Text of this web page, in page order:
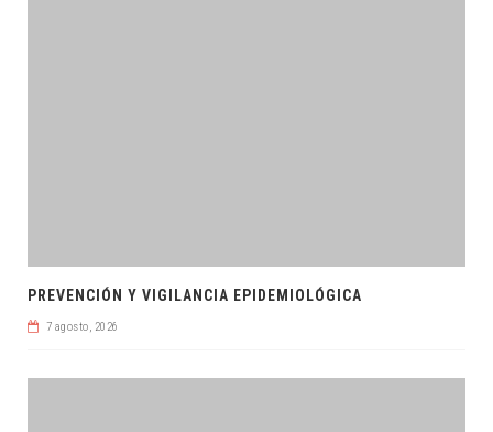
PREVENCIÓN Y VIGILANCIA EPIDEMIOLÓGICA
7 agosto, 2026